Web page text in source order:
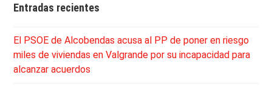
Entradas recientes
El PSOE de Alcobendas acusa al PP de poner en riesgo
miles de viviendas en Valgrande por su incapacidad para
alcanzar acuerdos